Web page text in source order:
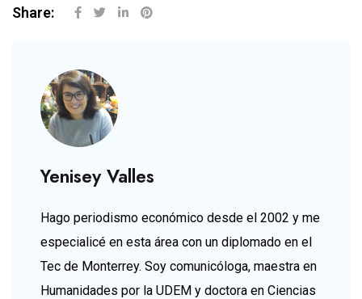
Share:
Yenisey Valles
Hago periodismo económico desde el 2002 y me
especialicé en esta área con un diplomado en el
Tec de Monterrey. Soy comunicóloga, maestra en
Humanidades por la UDEM y doctora en Ciencias